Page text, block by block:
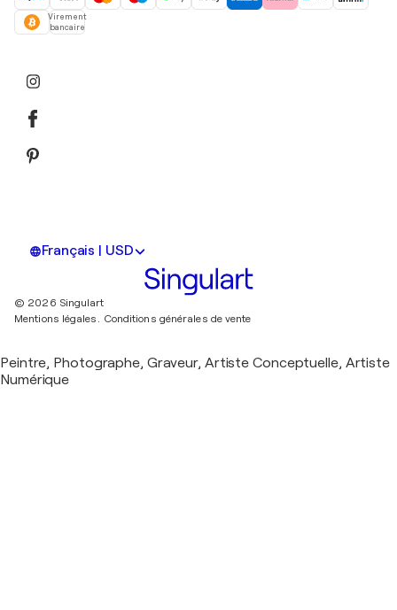
Virement
bancaire
Français | USD
© 2026 Singulart
Mentions légales. Conditions générales de vente
Peintre, Photographe, Graveur, Artiste Conceptuelle, Artiste
Numérique